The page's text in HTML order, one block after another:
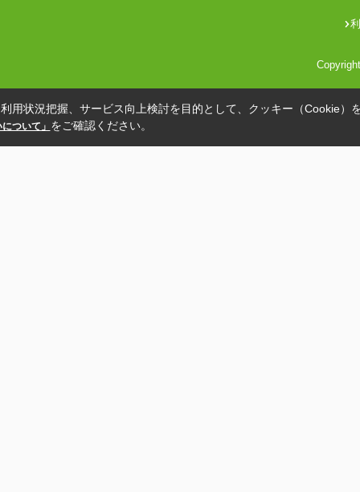
用状況把握、サービス向上検討を目的として、クッキー（Cookie）
ついて」 をご確認ください。